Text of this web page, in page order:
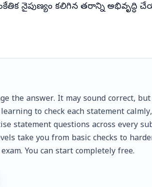
నైపుణ్యం కలిగిన తరాన్ని అభివృద్ధి
the answer. It may sound correct,
to check each statement
statement questions across every
take you from basic checks to
You can start completely free.